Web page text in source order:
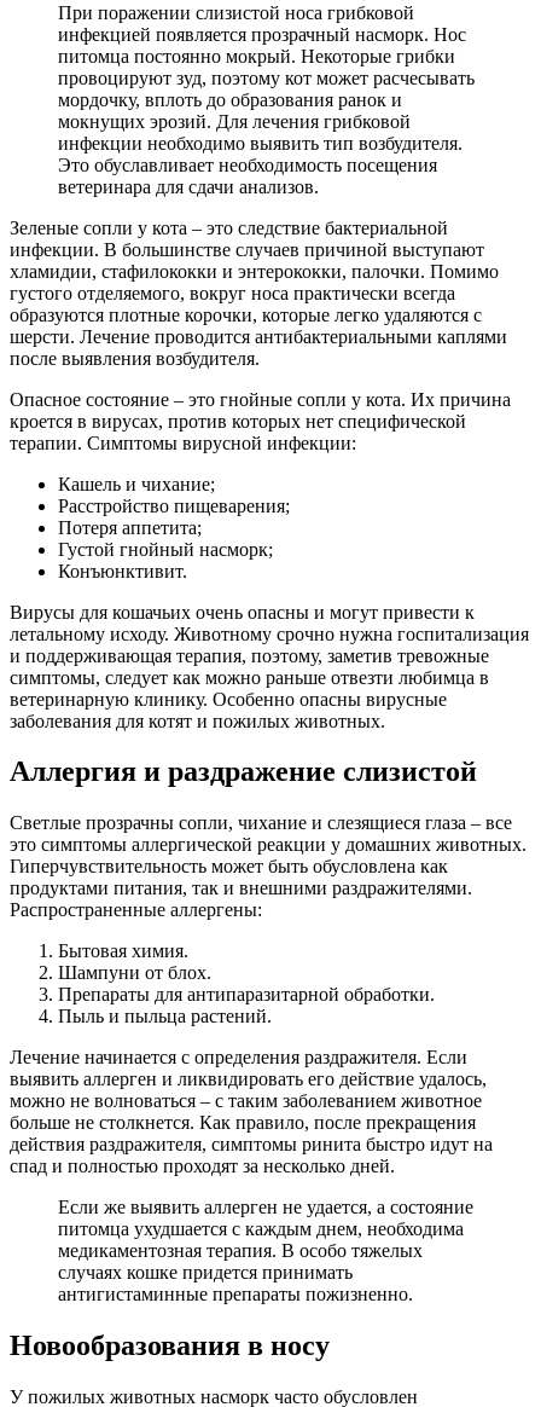
При поражении слизистой носа грибковой
инфекцией появляется прозрачный насморк. Нос
питомца постоянно мокрый. Некоторые грибки
провоцируют зуд, поэтому кот может расчесывать
мордочку, вплоть до образования ранок и
мокнущих эрозий. Для лечения грибковой
инфекции необходимо выявить тип возбудителя.
Это обуславливает необходимость посещения
ветеринара для сдачи анализов.
Зеленые сопли у кота – это следствие бактериальной
инфекции. В большинстве случаев причиной выступают
хламидии, стафилококки и энтерококки, палочки. Помимо
густого отделяемого, вокруг носа практически всегда
образуются плотные корочки, которые легко удаляются с
шерсти. Лечение проводится антибактериальными каплями
после выявления возбудителя.
Опасное состояние – это гнойные сопли у кота. Их причина
кроется в вирусах, против которых нет специфической
терапии. Симптомы вирусной инфекции:
Кашель и чихание;
Расстройство пищеварения;
Потеря аппетита;
Густой гнойный насморк;
Конъюнктивит.
Вирусы для кошачьих очень опасны и могут привести к
летальному исходу. Животному срочно нужна госпитализация
и поддерживающая терапия, поэтому, заметив тревожные
симптомы, следует как можно раньше отвезти любимца в
ветеринарную клинику. Особенно опасны вирусные
заболевания для котят и пожилых животных.
Аллергия и раздражение слизистой
Светлые прозрачны сопли, чихание и слезящиеся глаза – все
это симптомы аллергической реакции у домашних животных.
Гиперчувствительность может быть обусловлена как
продуктами питания, так и внешними раздражителями.
Распространенные аллергены:
Бытовая химия.
Шампуни от блох.
Препараты для антипаразитарной обработки.
Пыль и пыльца растений.
Лечение начинается с определения раздражителя. Если
выявить аллерген и ликвидировать его действие удалось,
можно не волноваться – с таким заболеванием животное
больше не столкнется. Как правило, после прекращения
действия раздражителя, симптомы ринита быстро идут на
спад и полностью проходят за несколько дней.
Если же выявить аллерген не удается, а состояние
питомца ухудшается с каждым днем, необходима
медикаментозная терапия. В особо тяжелых
случаях кошке придется принимать
антигистаминные препараты пожизненно.
Новообразования в носу
У пожилых животных насморк часто обусловлен